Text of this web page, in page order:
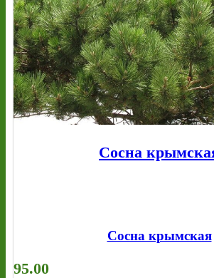
Сосна
Сосна крымская
95.00